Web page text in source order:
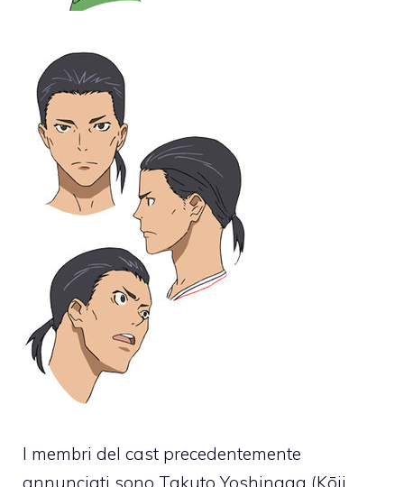
I membri del cast precedentemente
annunciati sono Takuto Yoshinaga (Kōji